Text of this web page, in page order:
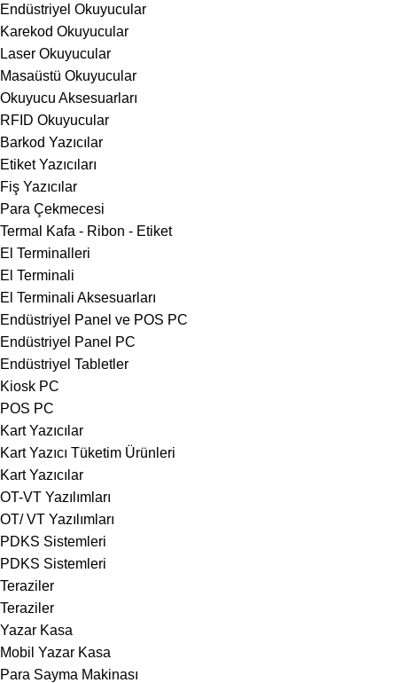
Endüstriyel Okuyucular
Karekod Okuyucular
Laser Okuyucular
Masaüstü Okuyucular
Okuyucu Aksesuarları
RFID Okuyucular
Barkod Yazıcılar
Etiket Yazıcıları
Fiş Yazıcılar
Para Çekmecesi
Termal Kafa - Ribon - Etiket
El Terminalleri
El Terminali
El Terminali Aksesuarları
Endüstriyel Panel ve POS PC
Endüstriyel Panel PC
Endüstriyel Tabletler
Kiosk PC
POS PC
Kart Yazıcılar
Kart Yazıcı Tüketim Ürünleri
Kart Yazıcılar
OT-VT Yazılımları
OT/ VT Yazılımları
PDKS Sistemleri
PDKS Sistemleri
Teraziler
Teraziler
Yazar Kasa
Mobil Yazar Kasa
Para Sayma Makinası